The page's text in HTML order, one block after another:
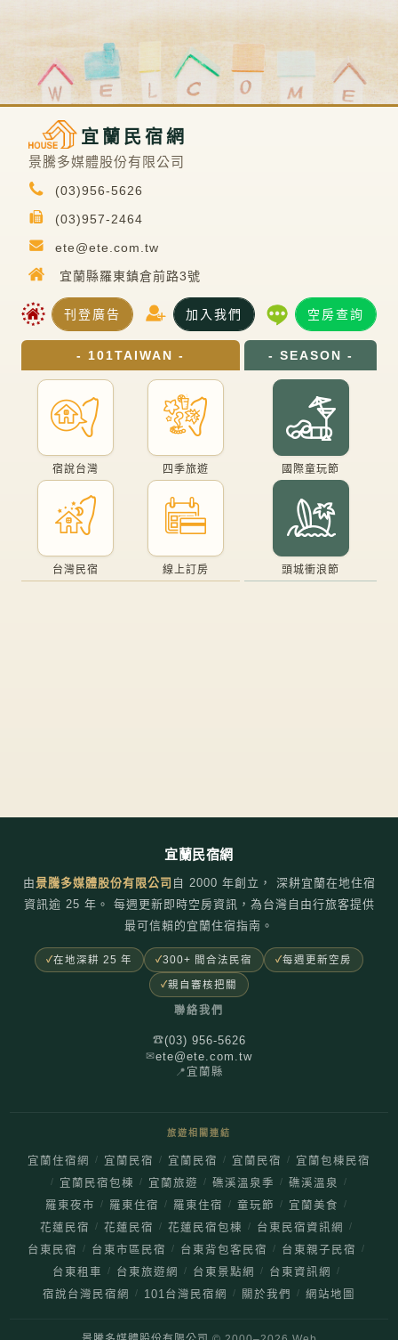
宜蘭民宿網
景騰多媒體股份有限公司
(03)956-5626
(03)957-2464
ete@ete.com.tw
宜蘭縣羅東鎮倉前路3號
刊登廣告 加入我們 空房查詢
- 101TAIWAN -
宿說台灣 四季旅遊
台灣民宿 線上訂房
- SEASON -
國際童玩節
頭城衝浪節
宜蘭民宿網
由景騰多媒體股份有限公司 自 2000 年創立， 深耕宜蘭在地住宿
資訊逾 25 年。 每週更新即時空房資訊，為台灣自由行旅客提供
最可信賴的宜蘭住宿指南。
在地深耕 25 年 300+ 間合法民宿 每週更新空房
親自審核把關
聯絡我們
☎(03) 956-5626
✉ete@ete.com.tw
📍 宜蘭縣
旅遊相關連結
宜蘭住宿網 / 宜蘭民宿 / 宜蘭民宿 / 宜蘭民宿 / 宜蘭包棟民宿
/ 宜蘭民宿包棟 / 宜蘭旅遊 / 礁溪溫泉季 / 礁溪溫泉 /
羅東夜市 / 羅東住宿 / 羅東住宿 / 童玩節 / 宜蘭美食 /
花蓮民宿 / 花蓮民宿 / 花蓮民宿包棟 / 台東民宿資訊網 /
台東民宿 / 台東市區民宿 / 台東背包客民宿 / 台東親子民宿 /
台東租車 / 台東旅遊網 / 台東景點網 / 台東資訊網 /
宿說台灣民宿網 / 101台灣民宿網 / 關於我們 / 網站地圖